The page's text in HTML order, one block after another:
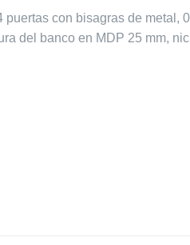
con bisagras de
del banco en MDP 25 mm,